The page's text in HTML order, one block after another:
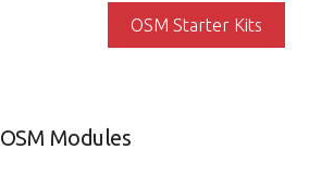
OSM Starter Kits
OSM Modules